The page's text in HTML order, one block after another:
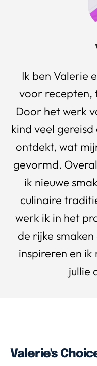
Ik ben Valerie
voor recepten,
Door het werk
kind veel gereisd
ontdekt, wat
gevormd.
ik nieuwe
culinaire
werk ik in het
de rijke
inspireren en
jullie
Valerie's